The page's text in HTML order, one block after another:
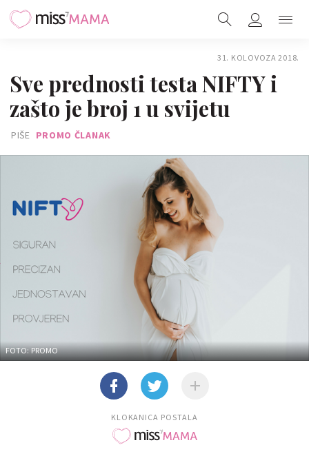
31. KOLOVOZA 2018.
Sve prednosti testa NIFTY i
zašto je broj 1 u svijetu
PIŠE PROMO ČLANAK
FOTO: PROMO
KLOKANICA POSTALA